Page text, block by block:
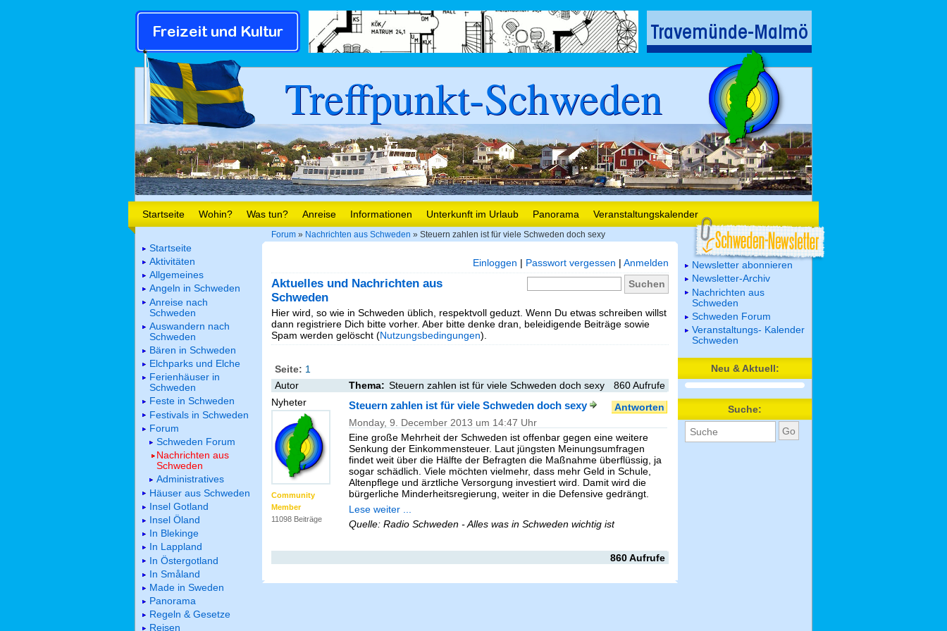
Treffpunkt-Schweden
Startseite Wohin? Was tun? Anreise Informationen Unterkunft im Urlaub Panorama Veranstaltungskalender
Forum » Nachrichten aus Schweden » Steuern zahlen ist für viele Schweden doch sexy
Einloggen | Passwort vergessen | Anmelden
Aktuelles und Nachrichten aus
Schweden
Hier wird, so wie in Schweden üblich, respektvoll geduzt. Wenn Du etwas schreiben willst
dann registriere Dich bitte vorher. Aber bitte denke dran, beleidigende Beiträge sowie
Spam werden gelöscht (Nutzungsbedingungen).
Seite: 1
Autor
Thema: Steuern zahlen ist für viele Schweden doch sexy
860 Aufrufe
Nyheter
Community
Member
11098 Beiträge
Antworten
Steuern zahlen ist für viele Schweden doch sexy
Monday, 9. December 2013 um 14:47 Uhr
Eine große Mehrheit der Schweden ist offenbar gegen eine weitere
Senkung der Einkommensteuer. Laut jüngsten Meinungsumfragen
findet weit über die Hälfte der Befragten die Maßnahme überflüssig, ja
sogar schädlich. Viele möchten vielmehr, dass mehr Geld in Schule,
Altenpflege und ärztliche Versorgung investiert wird. Damit wird die
bürgerliche Minderheitsregierung, weiter in die Defensive gedrängt.
Lese weiter ...
Quelle: Radio Schweden - Alles was in Schweden wichtig ist
860 Aufrufe
Startseite
Aktivitäten
Allgemeines
Angeln in Schweden
Anreise nach
Schweden
Auswandern nach
Schweden
Bären in Schweden
Elchparks und Elche
Ferienhäuser in
Schweden
Feste in Schweden
Festivals in Schweden
Forum
Schweden Forum
Nachrichten aus
Schweden
Administratives
Häuser aus Schweden
Insel Gotland
Insel Öland
In Blekinge
In Lappland
In Östergotland
In Småland
Made in Sweden
Panorama
Regeln & Gesetze
Reisen
Newsletter abonnieren
Newsletter-Archiv
Nachrichten aus
Schweden
Schweden Forum
Veranstaltungs- Kalender
Schweden
Neu & Aktuell:
Suche: